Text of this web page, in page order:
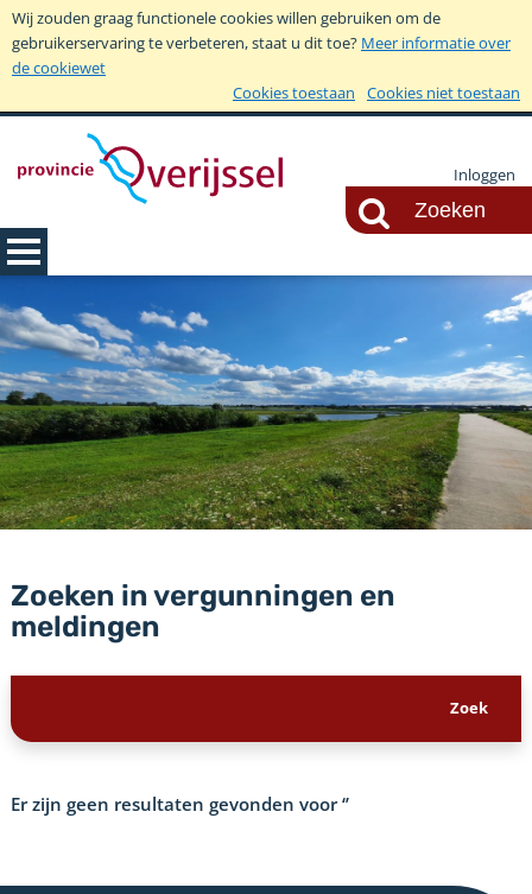
Wij zouden graag functionele cookies willen gebruiken om de
gebruikerservaring te verbeteren, staat u dit toe? Meer informatie over
de cookiewet
Cookies toestaan
Cookies niet toestaan
Inloggen
Zoeken in vergunningen en
meldingen
Er zijn geen resultaten gevonden voor‘’